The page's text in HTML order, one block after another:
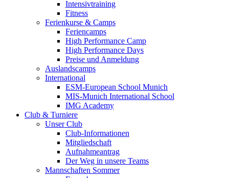
Intensivtraining
Fitness
Ferienkurse & Camps
Feriencamps
High Performance Camp
High Performance Days
Preise und Anmeldung
Auslandscamps
International
ESM-European School Munich
MIS-Munich International School
IMG Academy
Club & Turniere
Unser Club
Club-Informationen
Mitgliedschaft
Aufnahmeantrag
Der Weg in unsere Teams
Mannschaften Sommer